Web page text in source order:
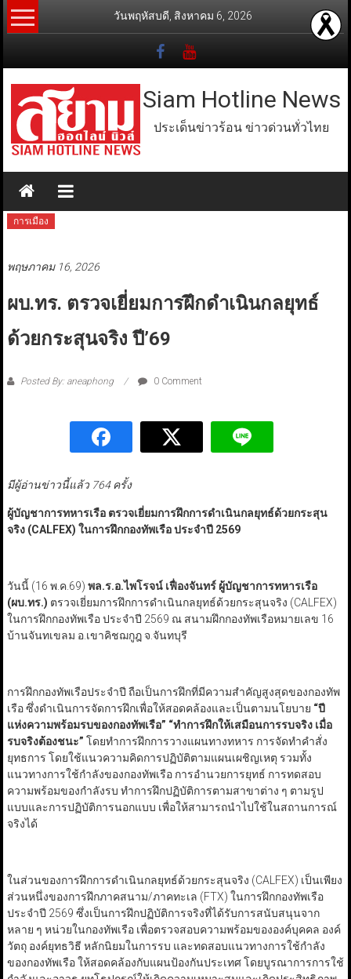
Skip
to
วันพฤหัสบดี, สิงหาคม 6, 2026
Siam Hotline News
ประเด็นข่าวร้อน ข่าวด่วนทั่วไทย
การเมือง
พฤษภาคม 16, 2026
ผบ.ทร. ตรวจเยี่ยมการฝึกดำเนินกลยุทธ์
ด้วยกระสุนจริง ปี’69
Posted By: aneaphong 0 Comment
มีผู้อ่านข่าวนี้แล้ว 764 ครั้ง
ผู้บัญชาการทหารเรือ ตรวจเยี่ยมการฝึกการดำเนินกลยุทธ์ด้วยกระสุน
จริง (CALFEX) ในการฝึกกองทัพเรือ ประจำปี 2569
วันนี้ (16 พ.ค.69) พล.ร.อ.ไพโรจน์ เฟื่องจันทร์ ผู้บัญชาการทหารเรือ
(ผบ.ทร.) ตรวจเยี่ยมการฝึกการดำเนินกลยุทธ์ด้วยกระสุนจริง (CALFEX)
ในการฝึกกองทัพเรือ ประจำปี 2569 ณ สนามฝึกกองทัพเรือหมายเลข 16
บ้านจันทเขลม อ.เขาคิชฌกูฎ จ.จันทบุรี
การฝึกกองทัพเรือประจำปี ถือเป็นการฝึกที่มีความสำคัญสูงสุดของกองทัพ
เรือ ซึ่งดำเนินการจัดการฝึกเพื่อให้สอดคล้องและเป็นตามนโยบาย “ปี
แห่งความพร้อมรบของกองทัพเรือ” “ทำการฝึกให้เสมือนการรบจริง เมื่อ
รบจริงต้องชนะ” โดยทำการฝึกการวางแผนทางทหาร การจัดทำคำสั่ง
ยุทธการ โดยใช้แนวความคิดการปฏิบัติตามแผนเผชิญเหตุ รวมทั้ง
แนวทางการใช้กำลังของกองทัพเรือ การอำนวยการยุทธ์ การทดสอบ
ความพร้อมของกำลังรบ ทำการฝึกปฏิบัติการตามสาขาต่าง ๆ ตามรูป
แบบและการปฏิบัติการนอกแบบ เพื่อให้สามารถนำไปใช้ในสถานการณ์
จริงได้
ในส่วนของการฝึกการดำเนินกลยุทธ์ด้วยกระสุนจริง (CALFEX) เป็นเพียง
ส่วนหนึ่งของการฝึกภาคสนาม/ภาคทะเล (FTX) ในการฝึกกองทัพเรือ
ประจำปี 2569 ซึ่งเป็นการฝึกปฏิบัติการจริงที่ได้รับการสนับสนุนจาก
หลาย ๆ หน่วยในกองทัพเรือ เพื่อตรวจสอบความพร้อมขององค์บุคคล องค์
วัตถุ องค์ยุทธวิธี หลักนิยมในการรบ และทดสอบแนวทางการใช้กำลัง
ของกองทัพเรือ ให้สอดคล้องกับแผนป้องกันประเทศ โดยบูรณาการการใช้